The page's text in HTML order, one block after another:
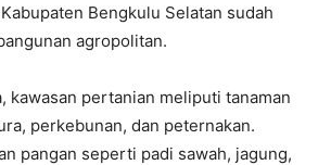
Bengkulu Selatan sudah
agropolitan.
kawasan pertanian meliputi tanaman
perkebunan, dan peternakan.
pangan seperti padi sawah, jagung,